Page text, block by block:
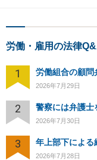
労働・雇用の法律
1 労働組合の顧問
2026年7月29日
2
2026年7月30日
3 年上部下による
2026年7月28日